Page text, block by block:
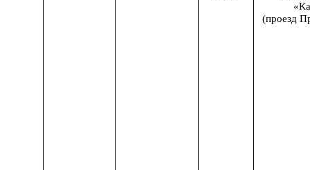
(проезд